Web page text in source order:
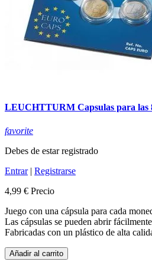
LEUCHTTURM Capsulas para las
favorite
Debes de estar registrado
Entrar| Registrarse
4,99 € Precio
Juego con una cápsula para cada
Las cápsulas se pueden abrir
Fabricadas con un plástico de alta
Añadir al carrito